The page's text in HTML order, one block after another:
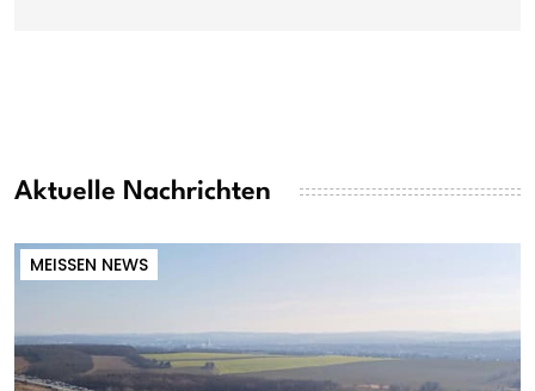
Aktuelle Nachrichten
MEISSEN NEWS